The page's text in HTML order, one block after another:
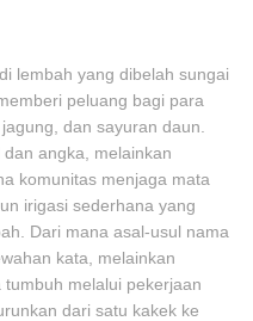
lembah yang dibelah sungai
peluang bagi para
dan sayuran daun.
angka, melainkan
komunitas menjaga mata
irigasi sederhana yang
Dari mana asal-usul nama
kata, melainkan
melalui pekerjaan
dari satu kakek ke